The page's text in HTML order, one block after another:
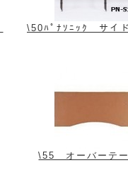
\50ﾊﾟﾅｿﾆｯｸ サイ
\55 オーバーテ